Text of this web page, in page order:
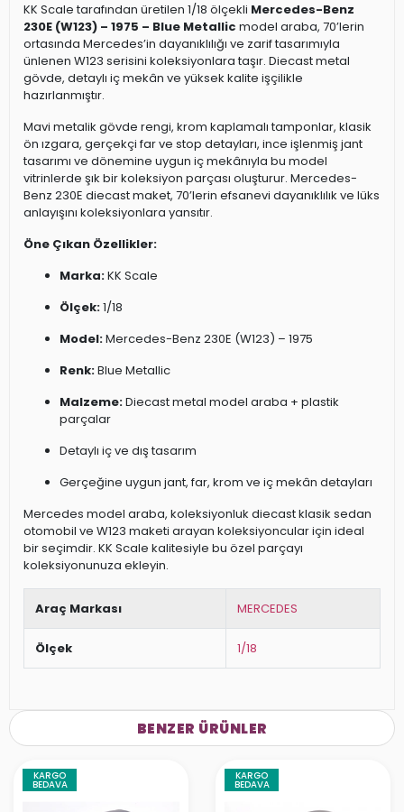
KK Scale tarafından üretilen 1/18 ölçekli Mercedes-Benz
230E (W123) – 1975 – Blue Metallic model araba, 70’lerin
ortasında Mercedes’in dayanıklılığı ve zarif tasarımıyla
ünlenen W123 serisini koleksiyonlara taşır. Diecast metal
gövde, detaylı iç mekân ve yüksek kalite işçilikle
hazırlanmıştır.
Mavi metalik gövde rengi, krom kaplamalı tamponlar, klasik
ön ızgara, gerçekçi far ve stop detayları, ince işlenmiş jant
tasarımı ve dönemine uygun iç mekânıyla bu model
vitrinlerde şık bir koleksiyon parçası oluşturur. Mercedes-
Benz 230E diecast maket, 70’lerin efsanevi dayanıklılık ve lüks
anlayışını koleksiyonlara yansıtır.
Öne Çıkan Özellikler:
Marka:KK Scale
Ölçek:1/18
Model:Mercedes-Benz 230E (W123) – 1975
Renk:Blue Metallic
Malzeme:Diecast metal model araba + plastik
parçalar
Detaylı iç ve dış tasarım
Gerçeğine uygun jant, far, krom ve iç mekân detayları
Mercedes model araba, koleksiyonluk diecast klasik sedan
otomobil ve W123 maketi arayan koleksiyoncular için ideal
bir seçimdir. KK Scale kalitesiyle bu özel parçayı
koleksiyonunuza ekleyin.
Araç Markası MERCEDES
Ölçek 1/18
BENZER ÜRÜNLER
KARGO
BEDAVA
KARGO
BEDAVA